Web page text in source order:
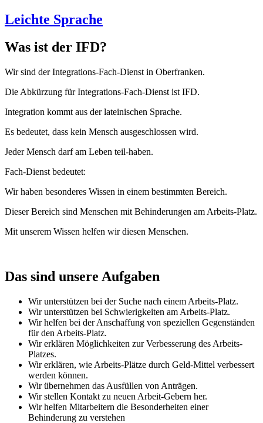
Leichte Sprache
Was ist der IFD?
Wir sind der Integrations-Fach-Dienst in Oberfranken.
Die Abkürzung für Integrations-Fach-Dienst ist IFD.
Integration kommt aus der lateinischen Sprache.
Es bedeutet, dass kein Mensch ausgeschlossen wird.
Jeder Mensch darf am Leben teil-haben.
Fach-Dienst bedeutet:
Wir haben besonderes Wissen in einem bestimmten Bereich.
Dieser Bereich sind Menschen mit Behinderungen am Arbeits-Platz.
Mit unserem Wissen helfen wir diesen Menschen.
Das sind unsere Aufgaben
Wir unterstützen bei der Suche nach einem Arbeits-Platz.
Wir unterstützen bei Schwierigkeiten am Arbeits-Platz.
Wir helfen bei der Anschaffung von speziellen Gegenständen
für den Arbeits-Platz.
Wir erklären Möglichkeiten zur Verbesserung des Arbeits-
Platzes.
Wir erklären, wie Arbeits-Plätze durch Geld-Mittel verbessert
werden können.
Wir übernehmen das Ausfüllen von Anträgen.
Wir stellen Kontakt zu neuen Arbeit-Gebern her.
Wir helfen Mitarbeitern die Besonderheiten einer
Behinderung zu verstehen